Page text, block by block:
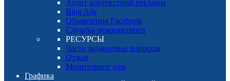
Аудит контекстной рекламы
Bing Ads
Объявления Facebook
Службы ремаркетинга
РЕСУРСЫ
Часто задаваемые вопросы
Отзыв
Мониторинг цен
Графика